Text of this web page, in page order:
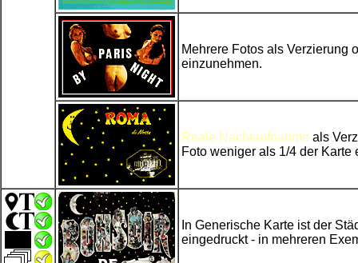
Mehrere Fotos als Verzierung
einzunehmen.
Reale Nachtaufnahme als
Foto weniger als 1/4 der Karte
In Generische Karte ist der
eingedruckt - in mehreren